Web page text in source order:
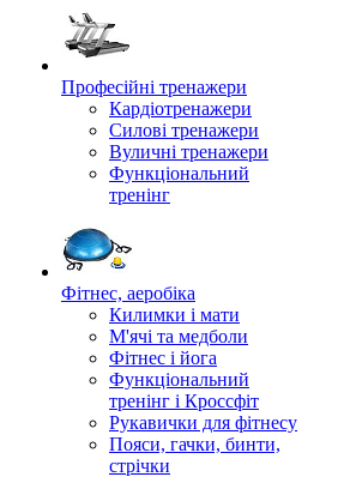
Професійні тренажери
Кардіотренажери
Силові тренажери
Вуличні тренажери
Функціональний
тренінг
Фітнес, аеробіка
Килимки і мати
М'ячі та медболи
Фітнес і йога
Функціональний
тренінг і Кроссфіт
Рукавички для фітнесу
Пояси, гачки, бинти,
стрічки